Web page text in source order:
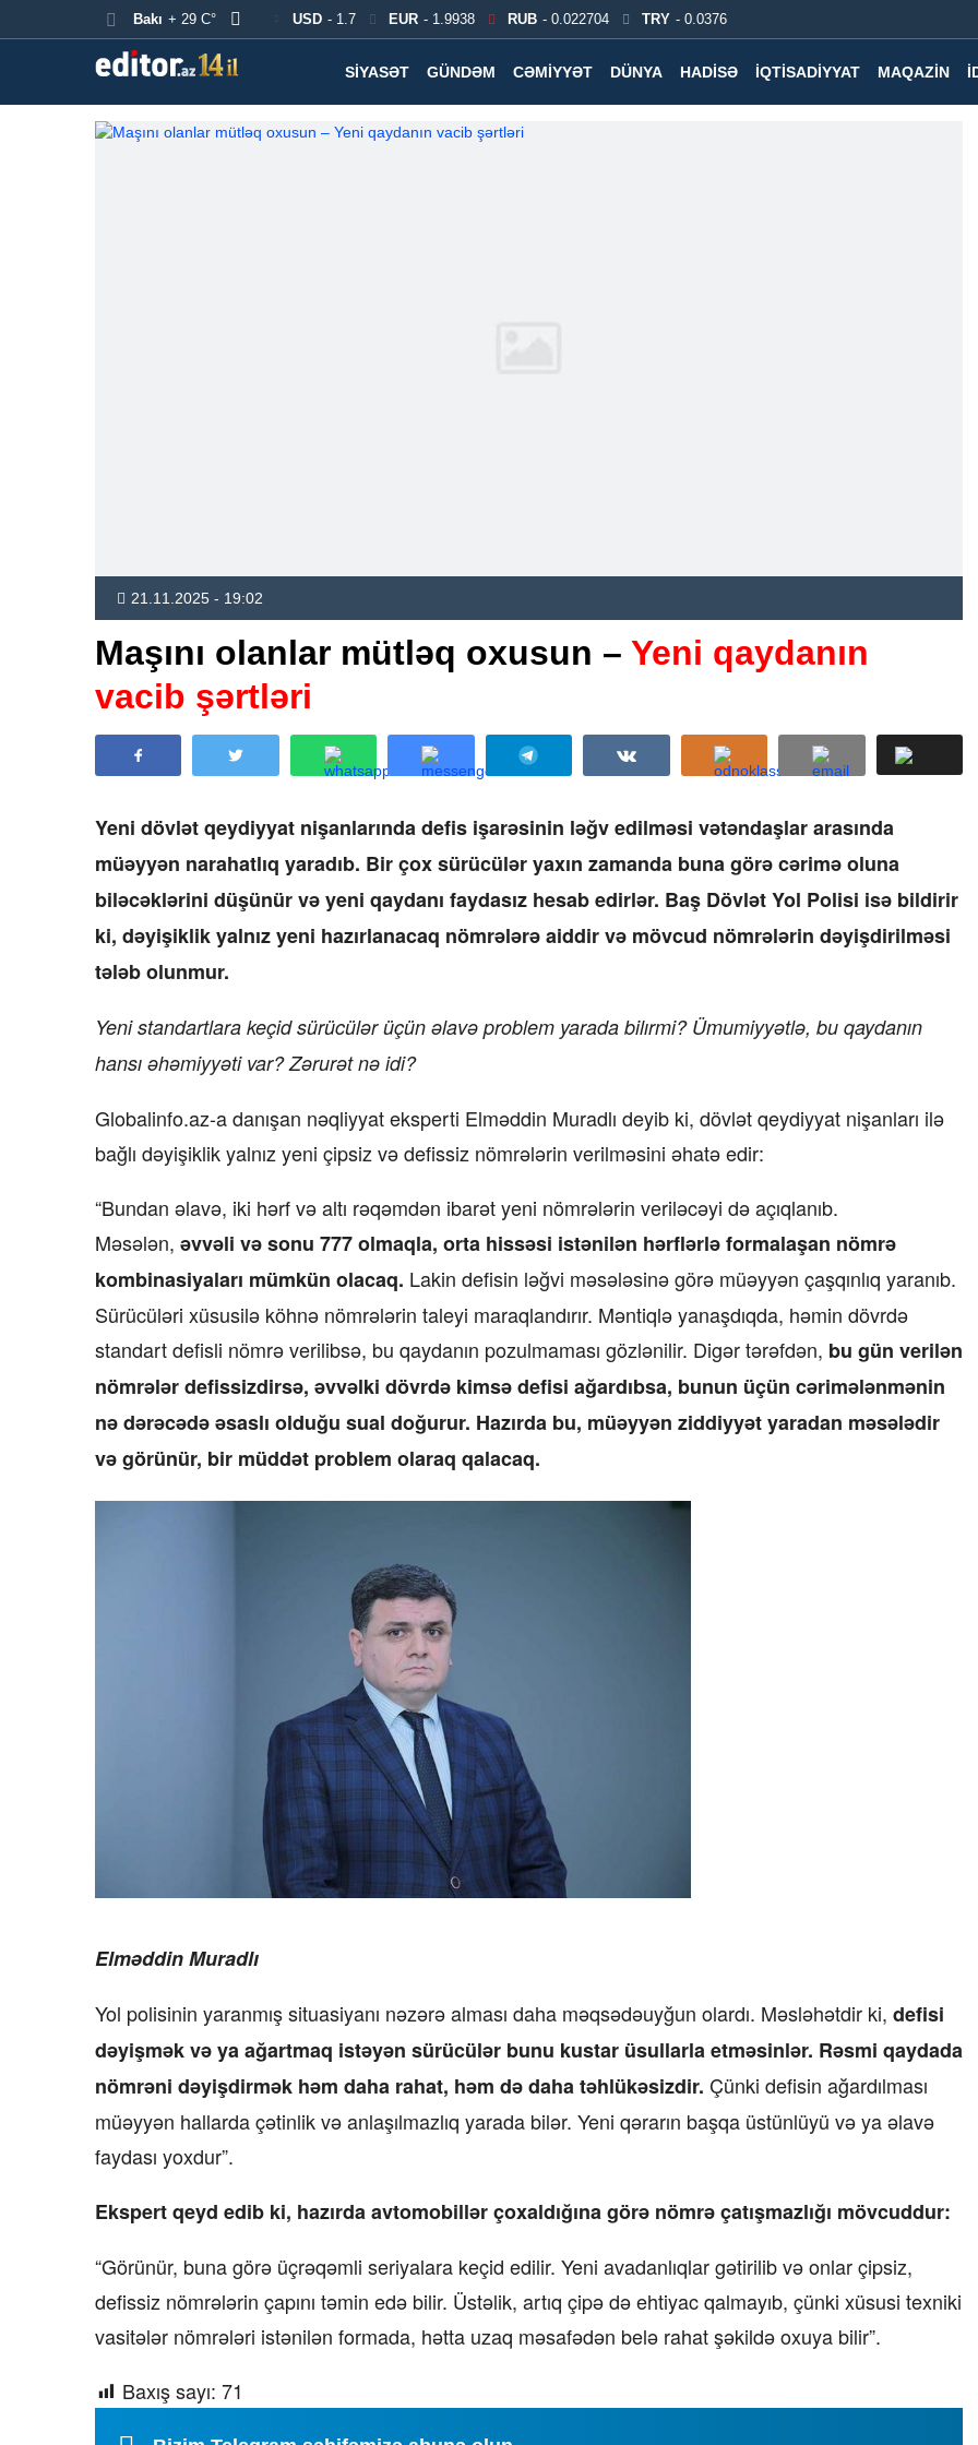
Bakı + 29 C° USD - 1.7 EUR - 1.9938 RUB - 0.022704 TRY - 0.0376
SIYASƏT GÜNDƏM CƏMIYYƏT DÜNYA HADISƏ İQTISADIYYAT MAQAZIN
21.11.2025 - 19:02
Maşını olanlar mütləq oxusun – Yeni qaydanın
vacib şərtləri
Yeni dövlət qeydiyyat nişanlarında defis işarəsinin ləğv edilməsi vətəndaşlar arasında
müəyyən narahatlıq yaradıb. Bir çox sürücülər yaxın zamanda buna görə cərimə oluna
biləcəklərini düşünür və yeni qaydanı faydasız hesab edirlər. Baş Dövlət Yol Polisi isə bildirir
ki, dəyişiklik yalnız yeni hazırlanacaq nömrələrə aiddir və mövcud nömrələrin dəyişdirilməsi
tələb olunmur.
Yeni standartlara keçid sürücülər üçün əlavə problem yarada bilırmi? Ümumiyyətlə, bu qaydanın
hansı əhəmiyyəti var? Zərurət nə idi?
Globalinfo.az-a danışan nəqliyyat eksperti Elməddin Muradlı deyib ki, dövlət qeydiyyat nişanları ilə
bağlı dəyişiklik yalnız yeni çipsiz və defissiz nömrələrin verilməsini əhatə edir:
“Bundan əlavə, iki hərf və altı rəqəmdən ibarət yeni nömrələrin veriləcəyi də açıqlanıb.
Məsələn, əvvəli və sonu 777 olmaqla, orta hissəsi istənilən hərflərlə formalaşan nömrə
kombinasiyaları mümkün olacaq. Lakin defisin ləğvi məsələsinə görə müəyyən çaşqınlıq yaranıb.
Sürücüləri xüsusilə köhnə nömrələrin taleyi maraqlandırır. Məntiqlə yanaşdıqda, həmin dövrdə
standart defisli nömrə verilibsə, bu qaydanın pozulmaması gözlənilir. Digər tərəfdən, bu gün verilən
nömrələr defissizdirsə, əvvəlki dövrdə kimsə defisi ağardıbsa, bunun üçün cərimələnmənin
nə dərəcədə əsaslı olduğu sual doğurur. Hazırda bu, müəyyən ziddiyyət yaradan məsələdir
və görünür, bir müddət problem olaraq qalacaq.
Elməddin Muradlı
Yol polisinin yaranmış situasiyanı nəzərə alması daha məqsədəuyğun olardı. Məsləhətdir ki, defisi
dəyişmək və ya ağartmaq istəyən sürücülər bunu kustar üsullarla etməsinlər. Rəsmi qaydada
nömrəni dəyişdirmək həm daha rahat, həm də daha təhlükəsizdir. Çünki defisin ağardılması
müəyyən hallarda çətinlik və anlaşılmazlıq yarada bilər. Yeni qərarın başqa üstünlüyü və ya əlavə
faydası yoxdur”.
Ekspert qeyd edib ki, hazırda avtomobillər çoxaldığına görə nömrə çatışmazlığı mövcuddur:
“Görünür, buna görə üçrəqəmli seriyalara keçid edilir. Yeni avadanlıqlar gətirilib və onlar çipsiz,
defissiz nömrələrin çapını təmin edə bilir. Üstəlik, artıq çipə də ehtiyac qalmayıb, çünki xüsusi texniki
vasitələr nömrələri istənilən formada, hətta uzaq məsafədən belə rahat şəkildə oxuya bilir”.
Baxış sayı: 71